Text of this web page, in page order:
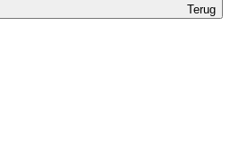
Terug